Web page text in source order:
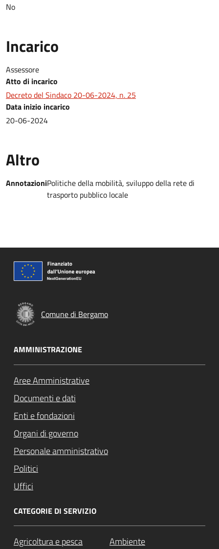
No
Incarico
Assessore
Atto di incarico
Decreto del Sindaco 20-06-2024, n. 25
Data inizio incarico
20-06-2024
Altro
AnnotazioniPolitiche della mobilità, sviluppo della rete di
trasporto pubblico locale
Comune di Bergamo
AMMINISTRAZIONE
Aree Amministrative
Documenti e dati
Enti e fondazioni
Organi di governo
Personale amministrativo
Politici
Uffici
CATEGORIE DI SERVIZIO
Agricoltura e pesca Ambiente